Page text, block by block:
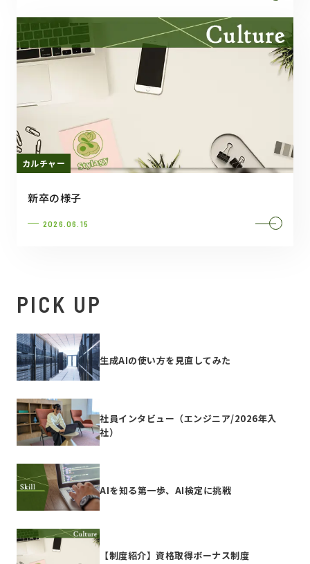
カルチャー
新卒の様子
2026.06.15
PICK UP
生成AIの使い方を見直してみた
社員インタビュー（エンジニア/2026年入
社）
AIを知る第一歩、AI検定に挑戦
【制度紹介】資格取得ボーナス制度